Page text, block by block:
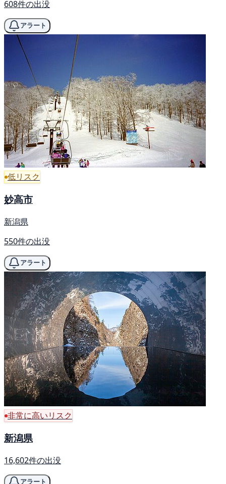
608件の出没
アラート
低リスク
妙高市
新潟県
550件の出没
アラート
非常に高いリスク
新潟県
16,602件の出没
アラート